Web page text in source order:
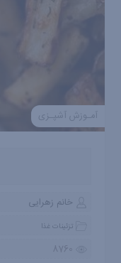
آمـوزش آشپـزی
خانم زهرایی
تزئینات غذا
8760